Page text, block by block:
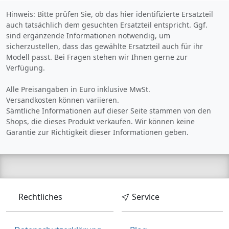
Artikelnummer BM-3-92-
MPACK-CAP1-G und der
GTIN 4251937816820 ist
dieser Heckspoiler ein Must-
Have für jeden Besitzer
eines BMW 3er M-Paket
Coupe E92 , der Wert auf
Hinweis: Bitte prüfen Sie, ob das hier identifizierte Ersatzteil
auch tatsächlich dem gesuchten Ersatzteil entspricht. Ggf.
sind ergänzende Informationen notwendig, um
sicherzustellen, dass das gewählte Ersatzteil auch für ihr
Modell passt. Bei Fragen stehen wir Ihnen gerne zur
Verfügung.
Alle Preisangaben in Euro inklusive MwSt.
Versandkosten können variieren.
Sämtliche Informationen auf dieser Seite stammen von den
Shops, die dieses Produkt verkaufen. Wir können keine
Garantie zur Richtigkeit dieser Informationen geben.
Rechtliches Service